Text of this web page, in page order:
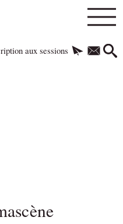
aux sessions